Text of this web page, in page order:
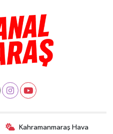
Kahramanmaraş Hava